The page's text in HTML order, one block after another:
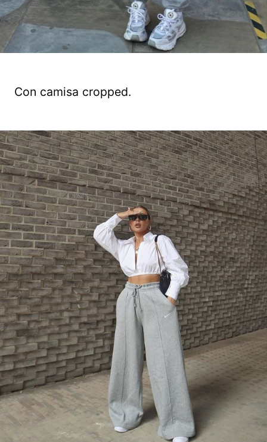
Con camisa cropped.